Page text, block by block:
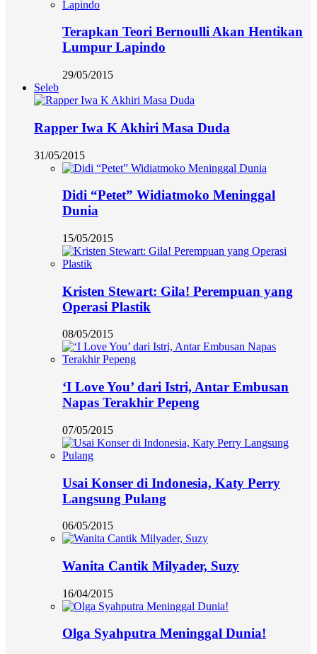
Terapkan Teori Bernoulli Akan Hentikan
Lumpur Lapindo
29/05/2015
Seleb
Rapper Iwa K Akhiri Masa Duda
31/05/2015
Didi “Petet” Widiatmoko Meninggal
Dunia
15/05/2015
Kristen Stewart: Gila! Perempuan yang
Operasi Plastik
08/05/2015
‘I Love You’ dari Istri, Antar Embusan
Napas Terakhir Pepeng
07/05/2015
Usai Konser di Indonesia, Katy Perry
Langsung Pulang
06/05/2015
Wanita Cantik Milyader, Suzy
16/04/2015
Olga Syahputra Meninggal Dunia!